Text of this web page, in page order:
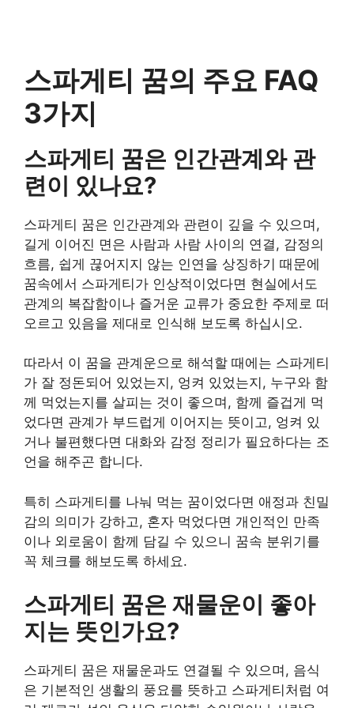
스파게티 꿈의 주요 FAQ
3가지
스파게티 꿈은 인간관계와 관
련이 있나요?
스파게티 꿈은 인간관계와 관련이 깊을 수 있으며,
길게 이어진 면은 사람과 사람 사이의 연결, 감정의
흐름, 쉽게 끊어지지 않는 인연을 상징하기 때문에
꿈속에서 스파게티가 인상적이었다면 현실에서도
관계의 복잡함이나 즐거운 교류가 중요한 주제로 떠
오르고 있음을 제대로 인식해 보도록 하십시오.
따라서 이 꿈을 관계운으로 해석할 때에는 스파게티
가 잘 정돈되어 있었는지, 엉켜 있었는지, 누구와 함
께 먹었는지를 살피는 것이 좋으며, 함께 즐겁게 먹
었다면 관계가 부드럽게 이어지는 뜻이고, 엉켜 있
거나 불편했다면 대화와 감정 정리가 필요하다는 조
언을 해주곤 합니다.
특히 스파게티를 나눠 먹는 꿈이었다면 애정과 친밀
감의 의미가 강하고, 혼자 먹었다면 개인적인 만족
이나 외로움이 함께 담길 수 있으니 꿈속 분위기를
꼭 체크를 해보도록 하세요.
스파게티 꿈은 재물운이 좋아
지는 뜻인가요?
스파게티 꿈은 재물운과도 연결될 수 있으며, 음식
은 기본적인 생활의 풍요를 뜻하고 스파게티처럼 여